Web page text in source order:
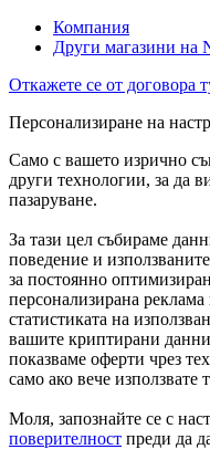
Компания
Други магазини на
Откажете се от договора
Персонализиране на
Само с вашето изрично
други технологии, за да
пазаруване.
За тази цел събираме
поведение и
за постоянно
персонализирана
статистиката на
вашите криптирани
показваме оферти чрез
само ако вече използвате
Моля, запознайте се с
поверителност преди да